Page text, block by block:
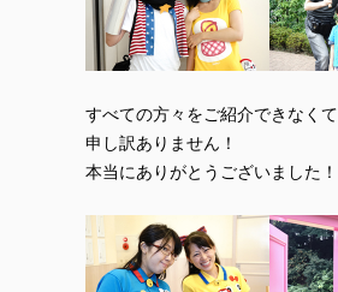
すべての方々をご紹介できなくて
申し訳ありません！
本当にありがとうございました！